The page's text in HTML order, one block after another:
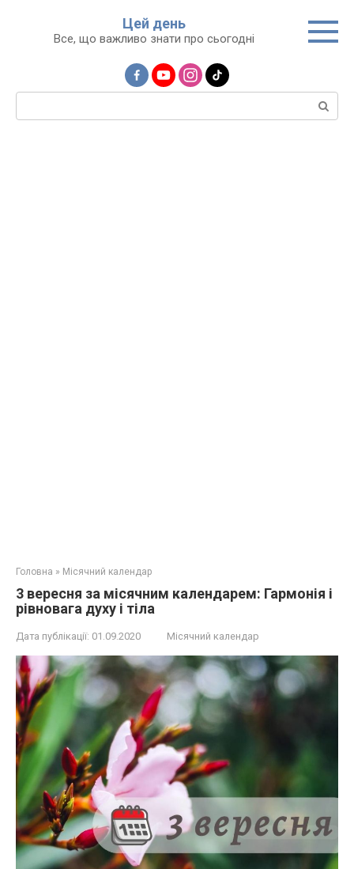
Цей день
Все, що важливо знати про сьогодні
Пошук:
Головна » Місячний календар
3 вересня за місячним календарем: Гармонія і
рівновага духу і тіла
Дата публікації: 01.09.2020 Місячний календар